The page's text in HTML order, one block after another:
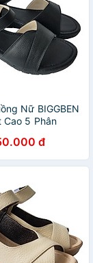
Nữ BIGGBEN
Cao 5 Phân
đ